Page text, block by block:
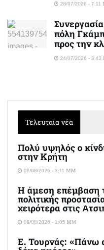
28/07/2026 -
πόλη
προς την
24/07/2026 -
Τελευταία νέα
Πολύ υψηλός ο
στην Κρήτη
09/08/2026 - 3:11 ΜΜ
Η άμεση επέμβαση
πολιτικής
χειρότερα στις
09/08/2026 - 1:05 ΜΜ
Ε. Τουρνάς: «Πάνω